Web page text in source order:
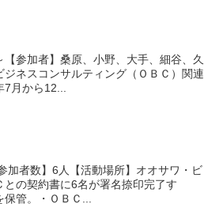
参加者】桑原、小野、大手、細谷、久
ネスコンサルティング（ＯＢＣ）関連
月から12...
加者数】6人【活動場所】オオサワ・ビ
の契約書に6名が署名捺印完了す
管。・ＯＢＣ...